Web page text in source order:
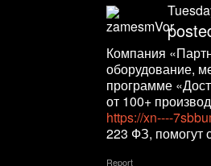
Компания
оборудование,
программе
от 100+
https://xn----
223 ФЗ, помогут
Report